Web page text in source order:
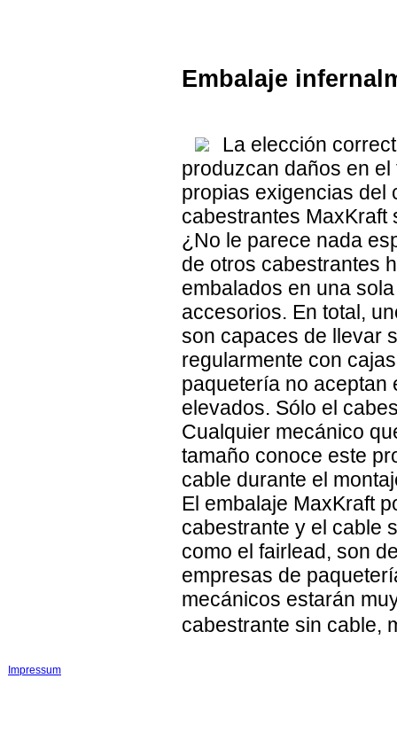
Embalaje
La elección
produzcan daños en
propias exigencias del
cabestrantes MaxKraft
¿No le parece nada
de otros cabestrantes
embalados en una
accesorios. En total,
son capaces de llevar
regularmente con
paquetería no aceptan
elevados. Sólo el
Cualquier mecánico
tamaño conoce este
cable durante el
El embalaje MaxKraft
cabestrante y el cable
como el fairlead, son
empresas de
mecánicos estarán
cabestrante sin cable,
Impressum